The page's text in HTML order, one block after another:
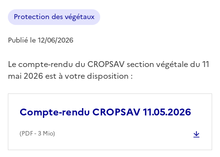
Protection des végétaux
Publié le 12/06/2026
Le compte-rendu du CROPSAV section végétale du 11
mai 2026 est à votre disposition :
Compte-rendu CROPSAV 11.05.2026
(PDF- 3 Mio)